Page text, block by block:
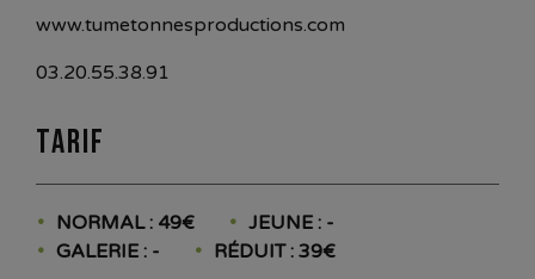
www.tumetonnesproductions.com
03.20.55.38.91
Tarif
NORMAL : 49€
JEUNE : -
GALERIE : -
RÉDUIT : 39€